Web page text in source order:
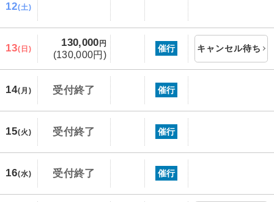
12(土)
13(日)
130,000 円
(130,000円)
催行 キャンセル待ち
14(月) 受付終了 催行
15(火) 受付終了 催行
16(水) 受付終了 催行